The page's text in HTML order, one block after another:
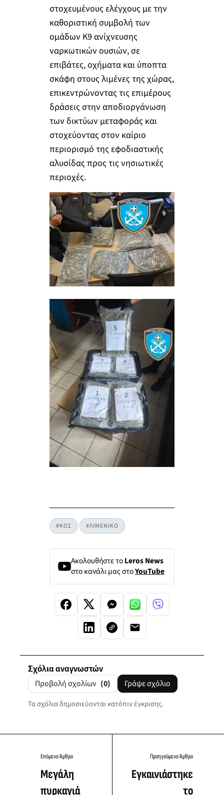
στοχευμένους ελέγχους με την
καθοριστική συμβολή των
ομάδων Κ9 ανίχνευσης
ναρκωτικών ουσιών, σε
επιβάτες, οχήματα και ύποπτα
σκάφη στους λιμένες της χώρας,
επικεντρώνοντας τις επιμέρους
δράσεις στην αποδιοργάνωση
των δικτύων μεταφοράς και
στοχεύοντας στον καίριο
περιορισμό της εφοδιαστικής
αλυσίδας προς τις νησιωτικές
περιοχές.
#ΚΩΣ #ΛΙΜΕΝΙΚΟ
Ακολουθήστε τοLeros News
στο κανάλι μας στοYouTube
Σχόλια αναγνωστών
Προβολή σχολίων (0) Γράψε σχόλιο
Τα σχόλια δημοσιεύονται κατόπιν έγκρισης.
Επόμενο Άρθρο
Μεγάλη
πυρκαγιά
Προηγούμενο Άρθρο
Εγκαινιάστηκε
το